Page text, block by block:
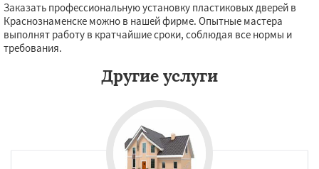
Заказать профессиональную установку пластиковых дверей в
Краснознаменске можно в нашей фирме. Опытные мастера
выполнят работу в кратчайшие сроки, соблюдая все нормы и
требования.
Другие услуги